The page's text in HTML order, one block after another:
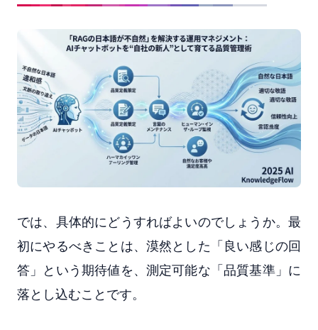
では、具体的にどうすればよいのでしょうか。最
初にやるべきことは、漠然とした「良い感じの回
答」という期待値を、測定可能な「品質基準」に
落とし込むことです。